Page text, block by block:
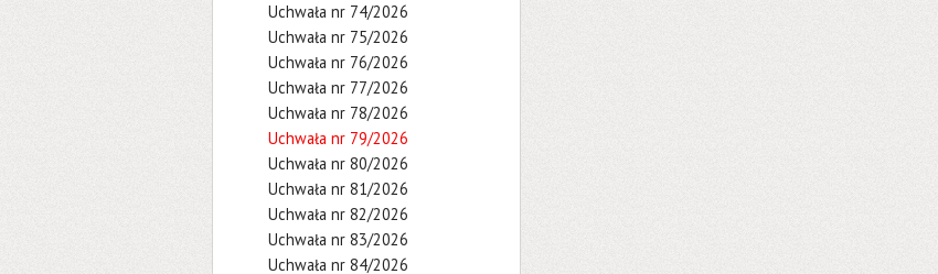
Uchwała nr 74/2026
Uchwała nr 75/2026
Uchwała nr 76/2026
Uchwała nr 77/2026
Uchwała nr 78/2026
Uchwała nr 79/2026
Uchwała nr 80/2026
Uchwała nr 81/2026
Uchwała nr 82/2026
Uchwała nr 83/2026
Uchwała nr 84/2026